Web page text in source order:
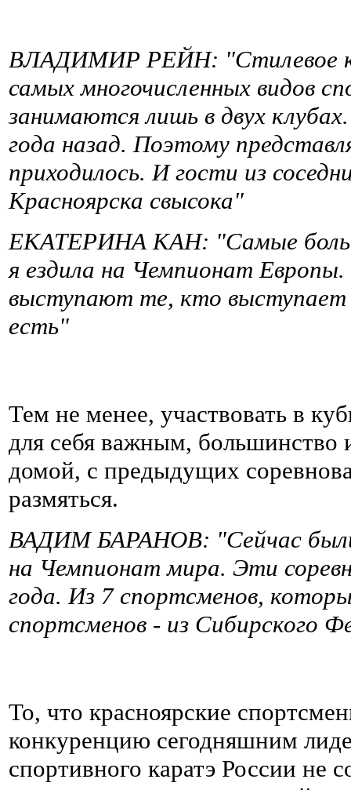
ВЛАДИМИР РЕЙН: "Стилевое
самых многочисленных видов
занимаются лишь в двух
года назад. Поэтому
приходилось. И гости из
Красноярска свысока"
ЕКАТЕРИНА КАН: "Самые
я ездила на Чемпионат Европы.
выступают те, кто выступает
есть"
Тем не менее, участвовать в
для себя важным, большинство
домой, с предыдущих
размяться.
ВАДИМ БАРАНОВ: "Сейчас были
на Чемпионат мира. Эти
года. Из 7 спортсменов,
спортсменов - из Сибирского
То, что красноярские
конкуренцию сегодняшним
спортивного каратэ России не